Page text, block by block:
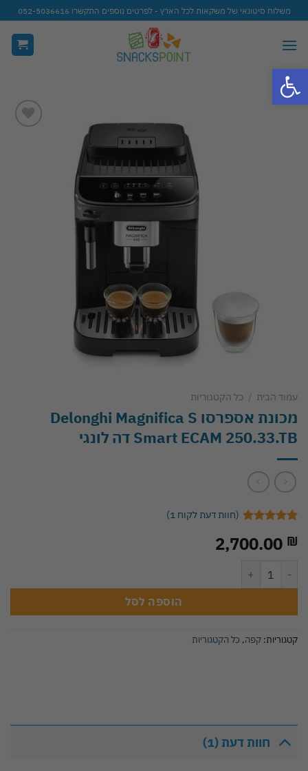
פתח סרגל נגישות
Skip
to
content
משלוח סיטונאי של משקאות לכל הארץ - לפרטים נוספים התקשרו 052-5036616
עמוד הבית / כל הקטגוריות
מכונת אספרסו Delonghi Magnifica S
Smart ECAM 250.33.TB דה לונגי
מתוך 5
מבוסס על
לקוחות
(חוות דעת לקוח 1
)
2,700.00 ₪
הוספה לסל
קטגוריות: קפה, כל הקטגוריות
חוות דעת (1)